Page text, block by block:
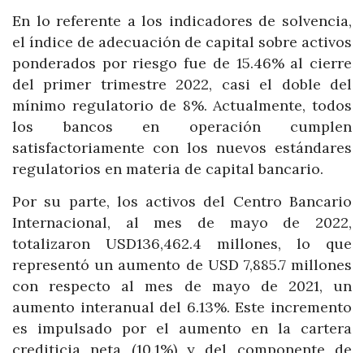
En lo referente a los indicadores de solvencia,
el índice de adecuación de capital sobre activos
ponderados por riesgo fue de 15.46% al cierre
del primer trimestre 2022, casi el doble del
mínimo regulatorio de 8%. Actualmente, todos
los bancos en operación cumplen
satisfactoriamente con los nuevos estándares
regulatorios en materia de capital bancario.
Por su parte, los activos del Centro Bancario
Internacional, al mes de mayo de 2022,
totalizaron USD136,462.4 millones, lo que
representó un aumento de USD 7,885.7 millones
con respecto al mes de mayo de 2021, un
aumento interanual del 6.13%. Este incremento
es impulsado por el aumento en la cartera
crediticia neta (10.1%) y del componente de